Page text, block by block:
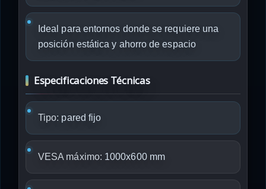
Ideal para entornos donde se requiere una
posición estática y ahorro de espacio
Especificaciones Técnicas
Tipo: pared fijo
VESA máximo: 1000x600 mm